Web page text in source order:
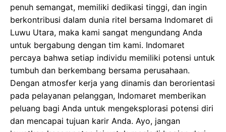
penuh semangat, memiliki dedikasi tinggi, dan ingin
berkontribusi dalam dunia ritel bersama Indomaret di
Luwu Utara, maka kami sangat mengundang Anda
untuk bergabung dengan tim kami. Indomaret
percaya bahwa setiap individu memiliki potensi untuk
tumbuh dan berkembang bersama perusahaan.
Dengan atmosfer kerja yang dinamis dan berorientasi
pada pelayanan pelanggan, Indomaret memberikan
peluang bagi Anda untuk mengeksplorasi potensi diri
dan mencapai tujuan karir Anda. Ayo, jangan